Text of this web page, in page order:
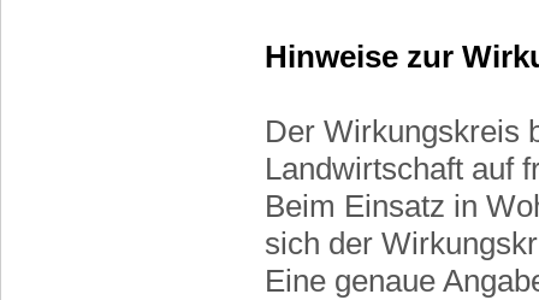
Hinweise zur
Der Wirkungskreis
Landwirtschaft auf
Beim Einsatz in
sich der
Eine genaue